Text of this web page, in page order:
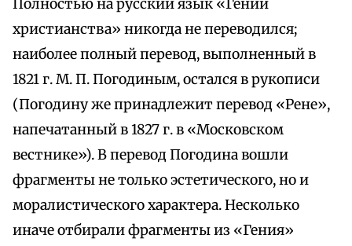
Полностью на русский язык «Гений
христианства» никогда не переводился;
наиболее полный перевод, выполненный в
1821 г. М. П. Погодиным, остался в рукописи
(Погодину же принадлежит перевод «Рене»,
напечатанный в 1827 г. в «Московском
вестнике»). В перевод Погодина вошли
фрагменты не только эстетического, но и
моралистического характера. Несколько
иначе отбирали фрагменты из «Гения»